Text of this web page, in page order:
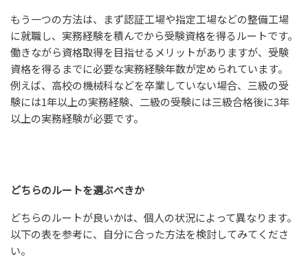
もう一つの方法は、まず認証工場や指定工場などの整備工場
に就職し、実務経験を積んでから受験資格を得るルートです。
働きながら資格取得を目指せるメリットがありますが、受験
資格を得るまでに必要な実務経験年数が定められています。
例えば、高校の機械科などを卒業していない場合、三級の受
験には1年以上の実務経験、二級の受験には三級合格後に3年
以上の実務経験が必要です。
どちらのルートを選ぶべきか
どちらのルートが良いかは、個人の状況によって異なります。
以下の表を参考に、自分に合った方法を検討してみてくださ
い。